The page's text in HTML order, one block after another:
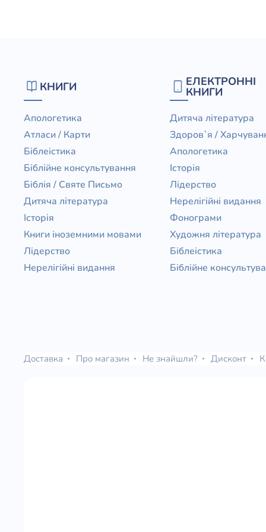
КНИГИ
Апологетика
Атласи / Карти
Біблеістика
Біблійне консультування
Біблія / Святе Письмо
Дитяча література
Історія
Книги іноземними мовами
Лідерство
Нерелігійні видання
ЕЛЕКТРОННІ
КНИГИ
Дитяча література
Здоров`я /
Апологетика
Історія
Лідерство
Нерелігійні видання
Фонограми
Художня література
Біблеістика
Біблійне
Доставка Про магазин Не знайшли? Дисконт